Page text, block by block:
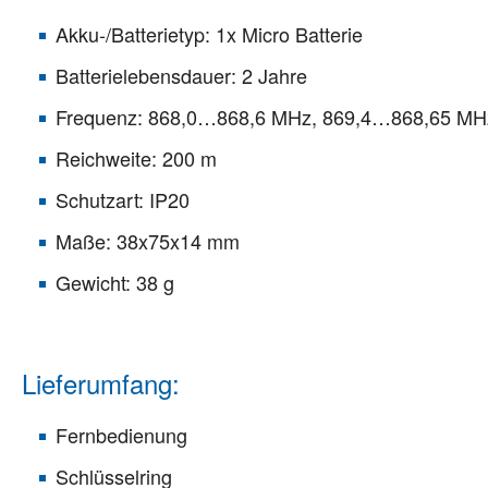
Akku-/Batterietyp: 1x Micro Batterie
Batterielebensdauer: 2 Jahre
Frequenz: 868,0…868,6 MHz, 869,4…868,65
Reichweite: 200 m
Schutzart: IP20
Maße: 38x75x14 mm
Gewicht: 38 g
Lieferumfang:
Fernbedienung
Schlüsselring